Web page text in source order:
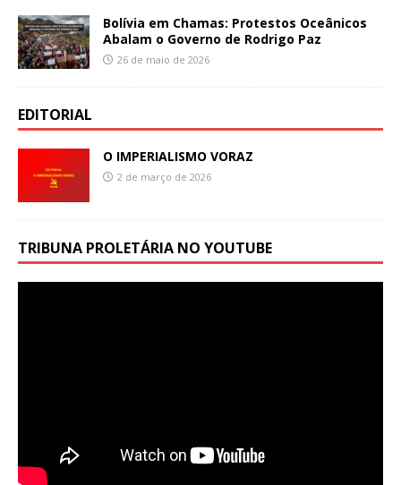
Bolívia em Chamas: Protestos Oceânicos
Abalam o Governo de Rodrigo Paz
26 de maio de 2026
EDITORIAL
O IMPERIALISMO VORAZ
2 de março de 2026
TRIBUNA PROLETÁRIA NO YOUTUBE